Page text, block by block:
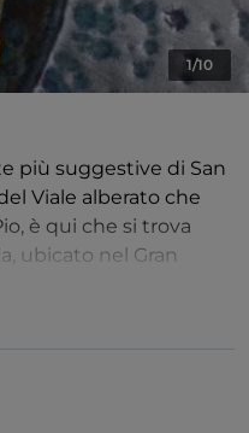
1/10
più suggestive di San
Viale alberato che
è qui che si trova
ubicato nel Gran
unica